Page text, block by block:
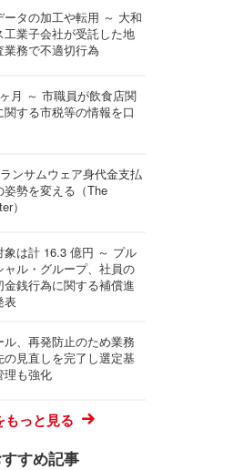
ータの加工や転用 ～ 大和
工業子会社が受託した地
業務で不適切行為
月 ～ 市職員が飲食店関
関する市税等の情報を口
ンサムウェア身代金支払
姿勢を変える（The
）
象は計 16.3 億円 ～ プル
ャル・グループ、社員の
金銭行為に関する補償進
表
ル、再発防止のため業務
の見直しを完了し選定基
理も強化
もっと見る
すめ記事